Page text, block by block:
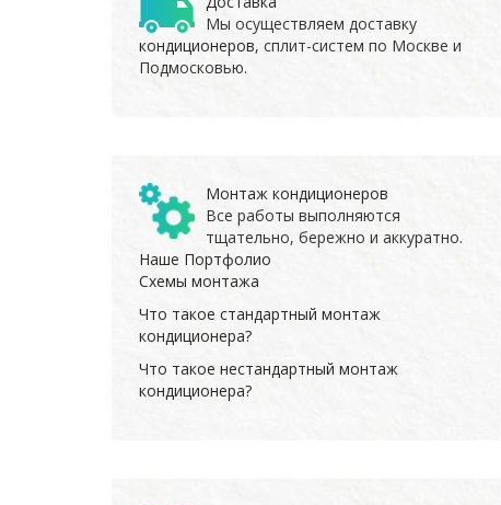
Мы осуществляем доставку
кондиционеров, сплит-систем по Москве и
Подмосковью.
Монтаж кондиционеров
Все работы выполняются
тщательно, бережно и аккуратно.
Наше Портфолио
Схемы монтажа
Что такое стандартный монтаж
кондиционера?
Что такое нестандартный монтаж
кондиционера?